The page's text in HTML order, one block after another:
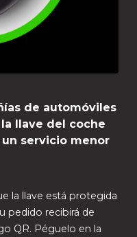
de automóviles
llave del coche
servicio menor
la llave está protegida
pedido recibirá de
QR. Péguelo en la